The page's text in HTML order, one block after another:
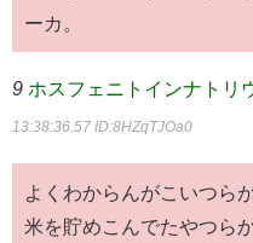
ーカ。
9 ホスフェニトインナトリ
13:38:36.57 ID:8HZqTJOa0
よくわからんがこいつら
米を貯めこんでたやつら